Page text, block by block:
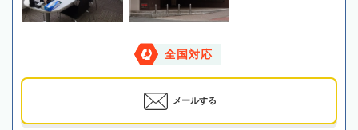
全国対応
メールする